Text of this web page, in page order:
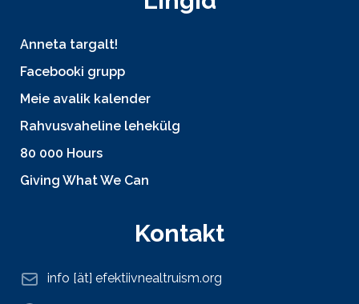
Anneta targalt!
Facebooki grupp
Meie avalik kalender
Rahvusvaheline lehekülg
80 000 Hours
Giving What We Can
Kontakt
info [ät] efektiivnealtruism.org